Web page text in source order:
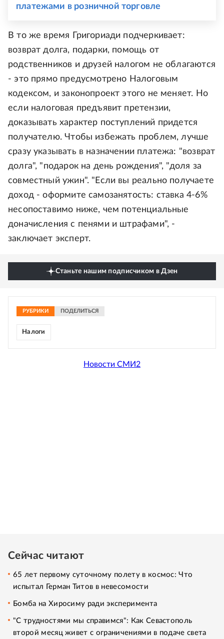
платежами в розничной торговле
В то же время Григориади подчеркивает:
возврат долга, подарки, помощь от
родственников и друзей налогом не облагаются
- это прямо предусмотрено Налоговым
кодексом, и законопроект этого не меняет. Но
если налоговая предъявит претензии,
доказывать характер поступлений придется
получателю. Чтобы избежать проблем, лучше
сразу указывать в назначении платежа: "возврат
долга", "подарок на день рождения", "доля за
совместный ужин". "Если вы реально получаете
доход - оформите самозанятость: ставка 4-6%
несопоставимо ниже, чем потенциальные
доначисления с пенями и штрафами", -
заключает эксперт.
Станьте нашим подписчиком в Дзен
РУБРИКИ ПОДЕЛИТЬСЯ
Налоги
Новости СМИ2
Сейчас читают
65 лет первому суточному полету в космос: Что
испытал Герман Титов в невесомости
Бомба на Хиросиму ради эксперимента
"С трудностями мы справимся": Как Севастополь
второй месяц живет с ограничениями в подаче света